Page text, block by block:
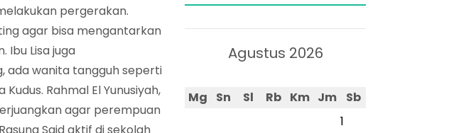
pergerakan.
agar bisa mengantarkan
Ibu Lisa juga
ada wanita tangguh seperti
Rahmal El Yunusiyah,
agar perempuan
Said aktif di sekolah
Agustus 2026
Mg Sn Sl Rb Km Jm
Sb
1